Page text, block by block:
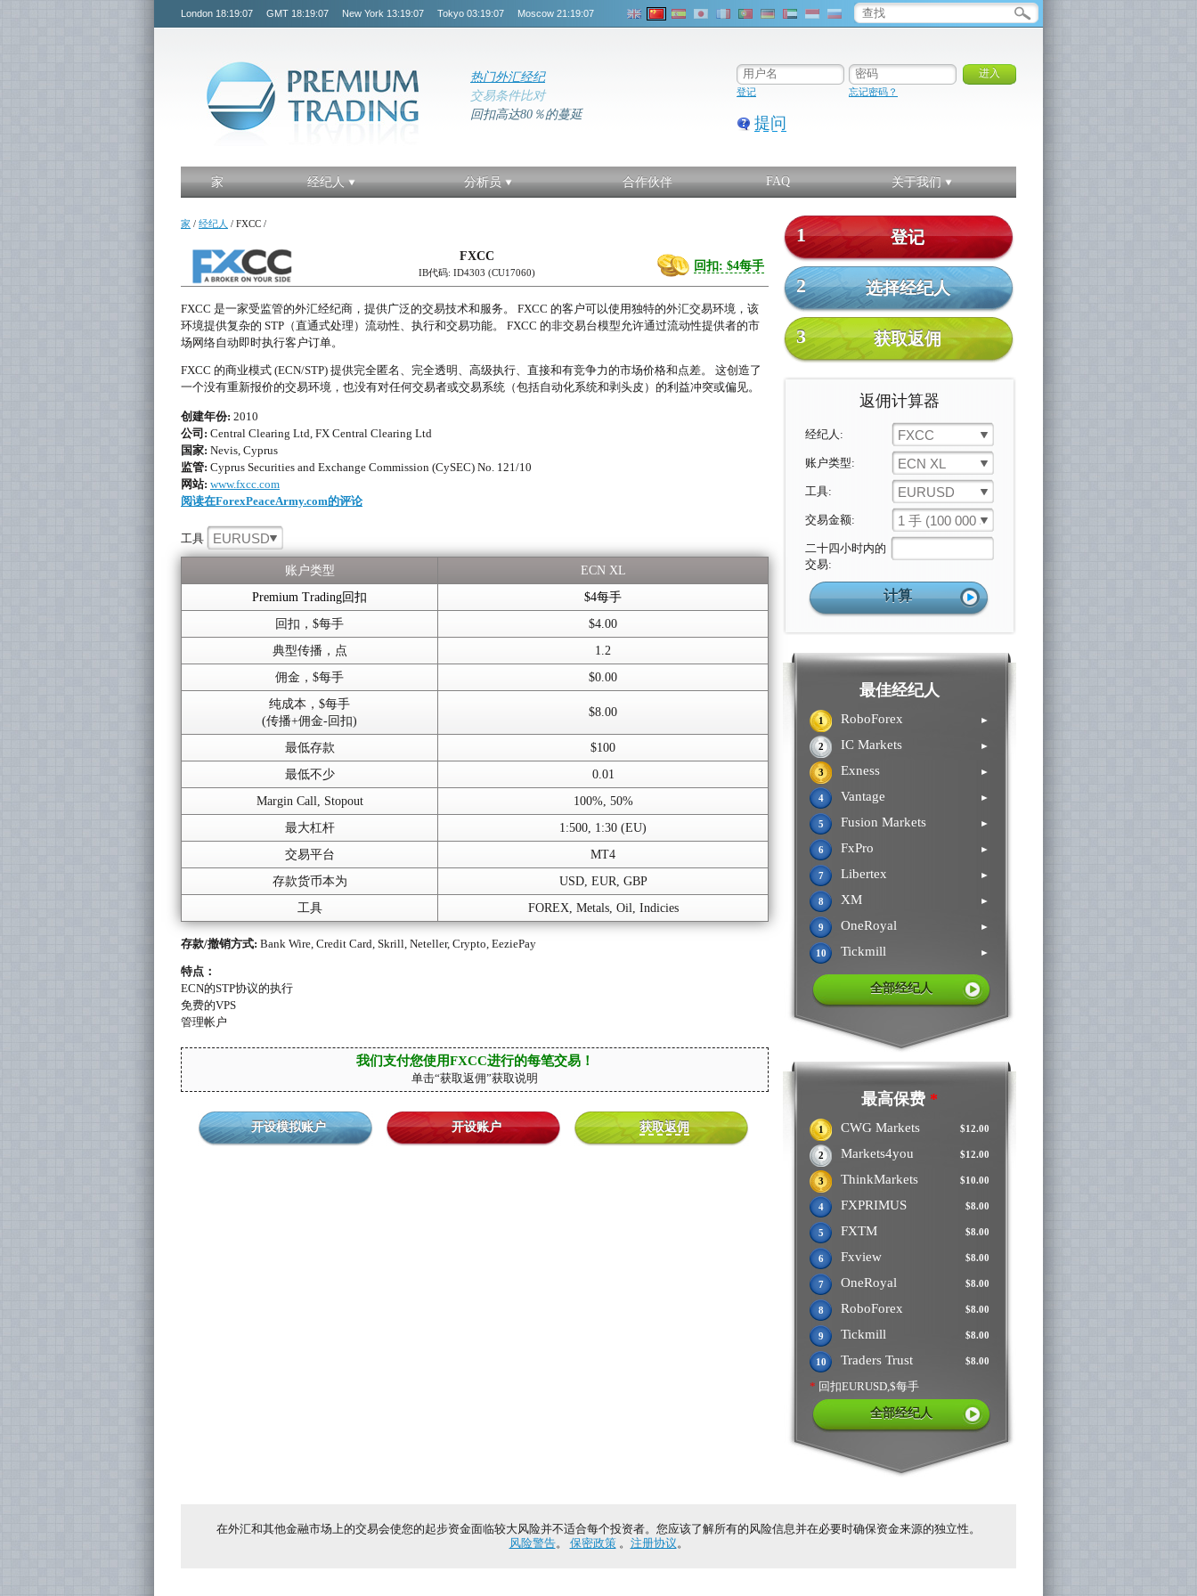
London 18:19:07 GMT 18:19:07 New York 13:19:07 Tokyo 03:19:07 Moscow 21:19:07
热门外汇经纪
交易条件比对
回扣高达80％的蔓延
登记 忘记密码？
提问
家 经纪人 分析员 合作伙伴 FAQ 关于我们
1 登记
2 选择经纪人
3 获取返佣
返佣计算器
经纪人: FXCC
账户类型: ECN XL
工具: EURUSD
交易金额: 1 手 (100 000 单位)
二十四小时内的
交易:
最佳经纪人
1 RoboForex ►
2 IC Markets ►
3 Exness ►
4 Vantage ►
5 Fusion Markets ►
6 FxPro ►
7 Libertex ►
8 XM ►
9 OneRoyal ►
10 Tickmill ►
全部经纪人
最高保费 *
$12.00
1 CWG Markets
$12.00
2 Markets4you
$10.00
3 ThinkMarkets
$8.00
4 FXPRIMUS
$8.00
5 FXTM
$8.00
6 Fxview
$8.00
7 OneRoyal
$8.00
8 RoboForex
$8.00
9 Tickmill
$8.00
10 Traders Trust
* 回扣EURUSD,$每手
全部经纪人
家 / 经纪人 / FXCC /
FXCC
IB代码: ID4303 (CU17060) 回扣: $4每手
FXCC 是一家受监管的外汇经纪商，提供广泛的交易技术和服务。 FXCC 的客户可以使用独特的外汇交易环境，该
环境提供复杂的 STP（直通式处理）流动性、执行和交易功能。 FXCC 的非交易台模型允许通过流动性提供者的市
场网络自动即时执行客户订单。
FXCC 的商业模式 (ECN/STP) 提供完全匿名、完全透明、高级执行、直接和有竞争力的市场价格和点差。 这创造了
一个没有重新报价的交易环境，也没有对任何交易者或交易系统（包括自动化系统和剥头皮）的利益冲突或偏见。
创建年份: 2010
公司: Central Clearing Ltd, FX Central Clearing Ltd
国家: Nevis, Cyprus
监管: Cyprus Securities and Exchange Commission (CySEC) No. 121/10
网站: www.fxcc.com
阅读在ForexPeaceArmy.com的评论
工具 EURUSD
账户类型
ECN XL
Premium Trading回扣
$4每手
回扣，$每手
$4.00
典型传播，点
1.2
佣金，$每手
$0.00
纯成本，$每手
(传播+佣金-回扣)
$8.00
最低存款
$100
最低不少
0.01
Margin Call, Stopout
100%, 50%
最大杠杆
1:500, 1:30 (EU)
交易平台
MT4
存款货币本为
USD, EUR, GBP
工具
FOREX, Metals, Oil, Indicies
存款/撤销方式: Bank Wire, Credit Card, Skrill, Neteller, Crypto, EeziePay
特点：
ECN的STP协议的执行
免费的VPS
管理帐户
我们支付您使用FXCC进行的每笔交易！
单击“获取返佣”获取说明
开设模拟账户 开设账户 获取返佣
在外汇和其他金融市场上的交易会使您的起步资金面临较大风险并不适合每个投资者。您应该了解所有的风险信息并在必要时确保资金来源的独立性。
风险警告。 保密政策。 注册协议。